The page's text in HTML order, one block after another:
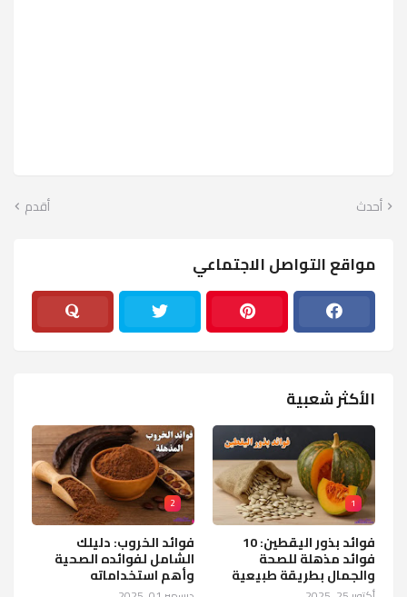
أحدث أقدم
مواقع التواصل الاجتماعي
الأكثر شعبية
1
فوائد بذور اليقطين: 10
فوائد مذهلة للصحة
والجمال بطريقة طبيعية
2
فوائد الخروب: دليلك
الشامل لفوائده الصحية
وأهم استخداماته